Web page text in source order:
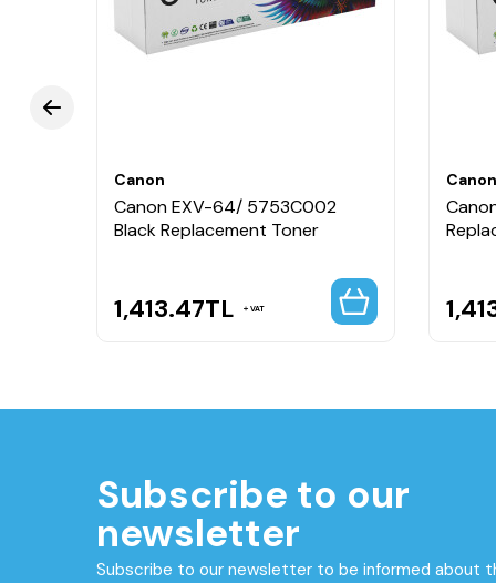
Canon
Canon EXV-64/ 5753C002
Black Replacement Toner
1,413.47TL VAT
Canon
Subscribe to our
newsletter
Subscribe to our newsletter to be informed about